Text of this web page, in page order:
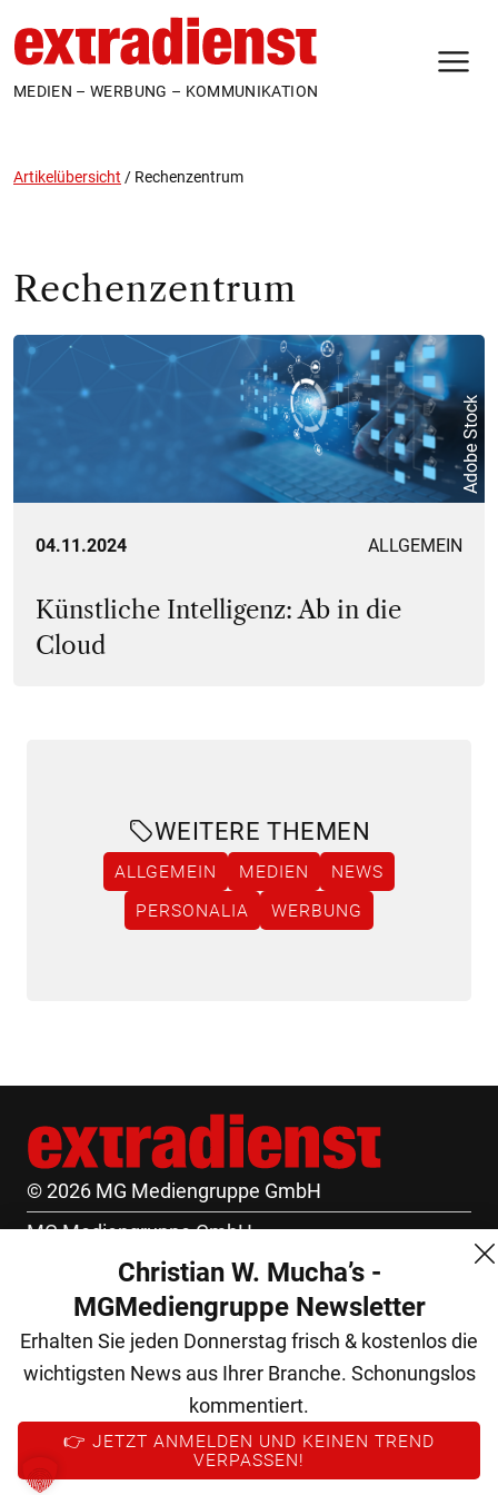
MEDIEN – WERBUNG – KOMMUNIKATION
Artikelübersicht / Rechenzentrum
Rechenzentrum
Adobe Stock
04.11.2024 ALLGEMEIN
Künstliche Intelligenz: Ab in die
Cloud
WEITERE THEMEN
ALLGEMEIN MEDIEN
NEWS
PERSONALIA
WERBUNG
© 2026 MG Mediengruppe GmbH
MG Mediengruppe GmbH
Burgring 1/7
1010 Wien
+43 (1) 522 14 14
office@mgmedien.at
Kontakt
AGB
Christian W. Mucha’s -
MGMediengruppe Newsletter
Erhalten Sie jeden Donnerstag frisch & kostenlos die
wichtigsten News aus Ihrer Branche. Schonungslos
kommentiert.
👉 JETZT ANMELDEN UND KEINEN TREND
VERPASSEN!